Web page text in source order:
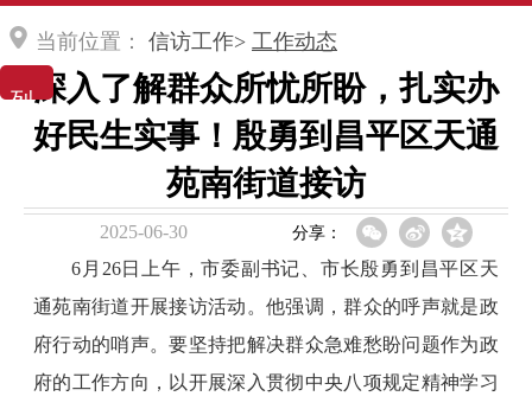
当前位置： 信访工作> 工作动态
深入了解群众所忧所盼，扎实办
好民生实事！殷勇到昌平区天通
苑南街道接访
2025-06-30 分享：
6月26日上午，市委副书记、市长殷勇到昌平区天
通苑南街道开展接访活动。他强调，群众的呼声就是政
府行动的哨声。要坚持把解决群众急难愁盼问题作为政
府的工作方向，以开展深入贯彻中央八项规定精神学习